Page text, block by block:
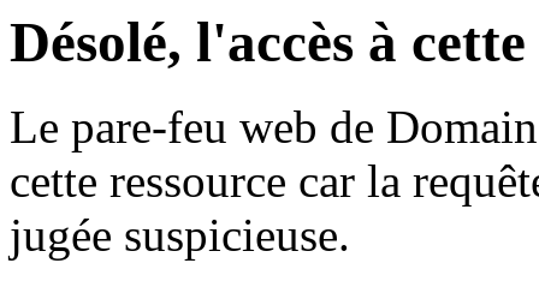
Désolé, l'accès à
Le pare-feu web de
cette ressource car la
jugée suspicieuse.